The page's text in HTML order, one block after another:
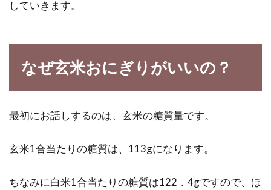
そうめんやうどんの栄養＆カロリー
は？塩分量の判断の方法！
暑い夏場は、食欲が減退しますよね。そんな時
作るのも...
玄米パンはどんな栄養があるの？気
していきます。
なぜ玄米おにぎりがいいの？
最初にお話しするのは、玄米の糖質量です。
玄米1合当たりの糖質は、113gになります。
ちなみに白米1合当たりの糖質は122．4gですので、ほ